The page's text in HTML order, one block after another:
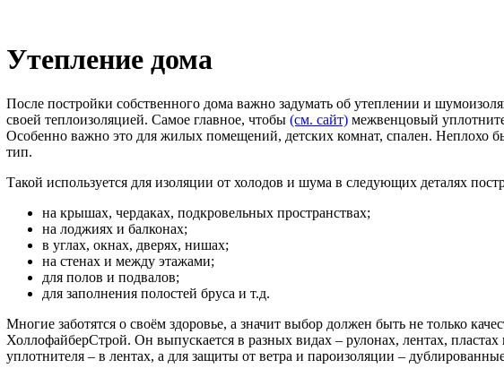
Утепление дома
После постройки собственного дома важно задумать об утеплении и
своей теплоизоляцией. Самое главное, чтобы (см. сайт) межвенцовый
Особенно важно это для жилых помещений, детских комнат, спален. Неплохо
тип.
Такой используется для изоляции от холодов и шума в следующих деталях
на крышах, чердаках, подкровельных пространствах;
на лоджиях и балконах;
в углах, окнах, дверях, нишах;
на стенах и между этажами;
для полов и подвалов;
для заполнения полостей бруса и т.д.
Многие заботятся о своём здоровье, а значит выбор должен быть не только
ХоллофайберСтрой. Он выпускается в разных видах – рулонах, лентах,
уплотнителя – в лентах, а для защиты от ветра и пароизоляции –